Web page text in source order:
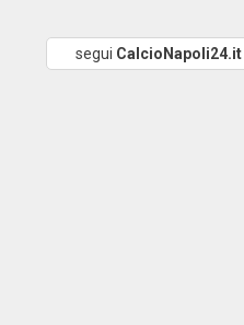
segui CalcioNapoli24.it